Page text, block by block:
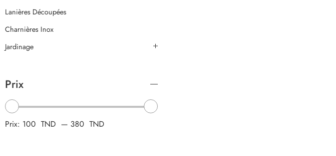
Lanières Découpées
Charnières Inox
Jardinage
Prix
Prix: 100 TND — 380 TND